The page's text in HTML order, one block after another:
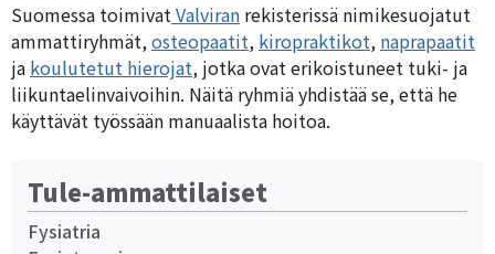
Tule-ammattilaiset
Fysiatria
Suomessa toimivatValviran rekisterissä nimikesuojatut
ammattiryhmät,osteopaatit, kiropraktikot, naprapaatit
ja koulutetut hierojat, jotka ovat erikoistuneet tuki- ja
liikuntaelinvaivoihin. Näitä ryhmiä yhdistää se, että he
käyttävät työssään manuaalista hoitoa.